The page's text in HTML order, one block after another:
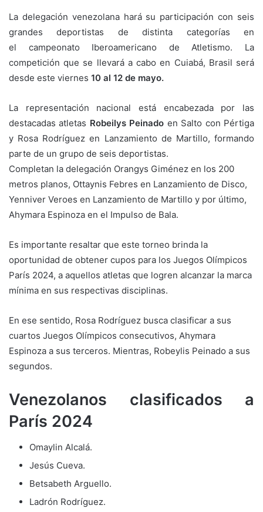
La delegación venezolana hará su participación con seis
grandes deportistas de distinta categorías en
el campeonato Iberoamericano de Atletismo. La
competición que se llevará a cabo en Cuiabá, Brasil será
desde este viernes 10 al 12 de mayo.
La representación nacional está encabezada por las
destacadas atletas Robeilys Peinado en Salto con Pértiga
y Rosa Rodríguez en Lanzamiento de Martillo, formando
parte de un grupo de seis deportistas.
Completan la delegación Orangys Giménez en los 200
metros planos, Ottaynis Febres en Lanzamiento de Disco,
Yenniver Veroes en Lanzamiento de Martillo y por último,
Ahymara Espinoza en el Impulso de Bala.
Es importante resaltar que este torneo brinda la
oportunidad de obtener cupos para los Juegos Olímpicos
París 2024, a aquellos atletas que logren alcanzar la marca
mínima en sus respectivas disciplinas.
En ese sentido, Rosa Rodríguez busca clasificar a sus
cuartos Juegos Olímpicos consecutivos, Ahymara
Espinoza a sus terceros. Mientras, Robeylis Peinado a sus
segundos.
Venezolanos clasificados a
París 2024
Omaylin Alcalá.
Jesús Cueva.
Betsabeth Arguello.
Ladrón Rodríguez.